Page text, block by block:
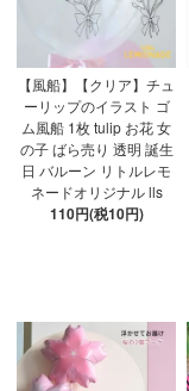
【風船】【クリア】チュ
ーリップのイラスト ゴ
ム風船 1枚 tulip お花 女
の子 ばら売り 透明 誕生
日 バルーン リトルレモ
ネードオリジナル lls
110円(税10円)